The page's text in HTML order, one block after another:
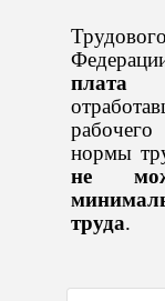
плата
нормы
не
труда.